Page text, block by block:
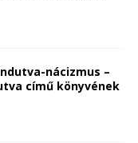
nácizmus –
című könyvének